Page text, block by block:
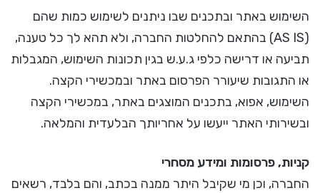
השימוש באתר ובתכנים שבו ניתנים לשימוש כמות שהם
(AS IS) בהתאם להחלטות החברה, ולא תהא לך כל טענה,
תביעה או דרישה כלפי ג.ע.ש בגין תכונות השימוש, המגבלות
או התגובות שיעורר הפרסום באתר ובמכשירי הקצה.
השימוש, אפוא, בתכנים המוצגים באתר, במכשירי הקצה
ובשירותי האתר ייעשו על אחריותך הבלעדית והמלאה.
קניות, פרסומות ומידע מסחרי
החברה, וכן מי שקיבל היתר ממנה בכתב, והם בלבד, רשאים